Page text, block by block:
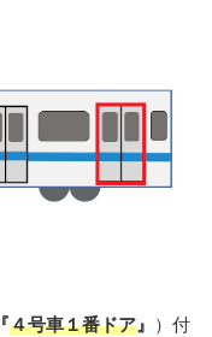
『４号車１番ドア』 ）付